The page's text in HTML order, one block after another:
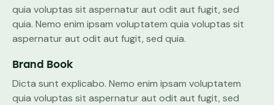
quia voluptas sit aspernatur aut odit aut fugit, sed
quia. Nemo enim ipsam voluptatem quia voluptas sit
aspernatur aut odit aut fugit, sed quia.
Brand Book
Dicta sunt explicabo. Nemo enim ipsam voluptatem
quia voluptas sit aspernatur aut odit aut fugit, sed